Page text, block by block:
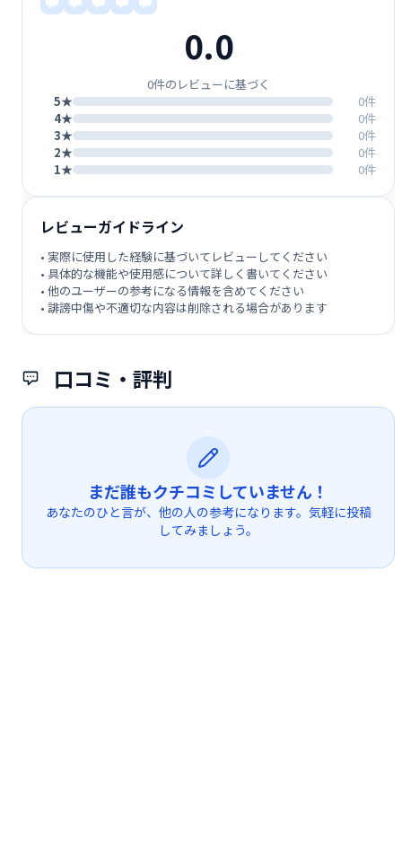
口コミ・評判
まだ誰もクチコミしていません！
あなたのひと言が、他の人の参考になります。気軽に投稿
してみましょう。
0.0
0件のレビューに基づく
5★
0件
4★
0件
3★
0件
2★
0件
1★
0件
レビューガイドライン
• 実際に使用した経験に基づいてレビューしてください
• 具体的な機能や使用感について詳しく書いてください
• 他のユーザーの参考になる情報を含めてください
• 誹謗中傷や不適切な内容は削除される場合があります